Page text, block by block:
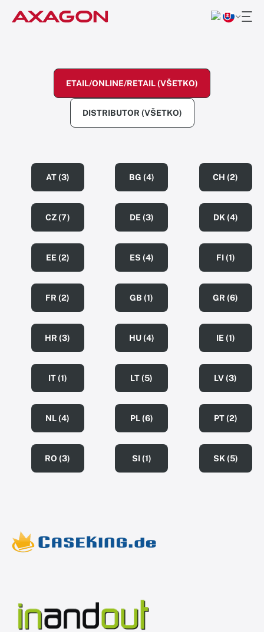
ETAIL/ONLINE/RETAIL (VŠETKO)
DISTRIBUTOR (VŠETKO)
AT (3) BG (4) CH (2)
CZ (7) DE (3) DK (4)
EE (2) ES (4) FI (1)
FR (2) GB (1) GR (6)
HR (3) HU (4) IE (1)
IT (1) LT (5) LV (3)
NL (4) PL (6) PT (2)
RO (3) SI (1) SK (5)